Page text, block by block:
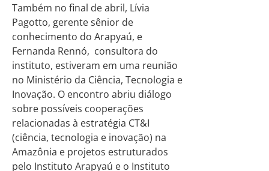
Também no final de abril, Lívia
Pagotto, gerente sênior de
conhecimento do Arapyaú, e
Fernanda Rennó, consultora do
instituto, estiveram em uma reunião
no Ministério da Ciência, Tecnologia e
Inovação. O encontro abriu diálogo
sobre possíveis cooperações
relacionadas à estratégia CT&I
(ciência, tecnologia e inovação) na
Amazônia e projetos estruturados
pelo Instituto Arapyaú e o Instituto